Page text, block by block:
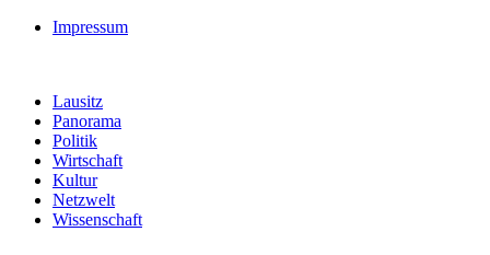
Impressum
Lausitz
Panorama
Politik
Wirtschaft
Kultur
Netzwelt
Wissenschaft